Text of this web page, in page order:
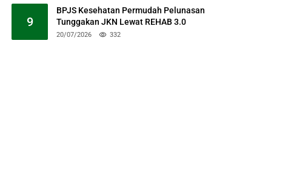
9
BPJS Kesehatan Permudah Pelunasan
Tunggakan JKN Lewat REHAB 3.0
20/07/2026 332